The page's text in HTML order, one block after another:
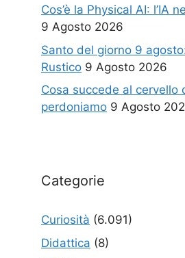
Cos’è la Physical AI: l’IA
9 Agosto 2026
Santo del giorno 9
Rustico 9 Agosto 2026
Cosa succede al cervello
perdoniamo 9 Agosto
Categorie
Curiosità (6.091)
Didattica (8)